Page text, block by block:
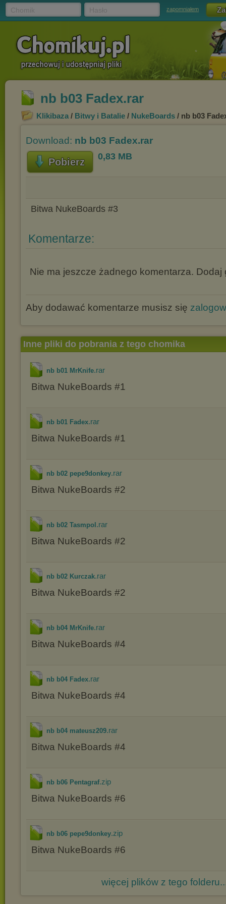
zapomniałem
nb b03 Fadex.rar
Klikibaza / Bitwy i Batalie / NukeBoards / nb b03
Download: nb b03 Fadex.rar
Pobierz 0,83 MB
Bitwa NukeBoards #3
Komentarze:
Nie ma jeszcze żadnego komentarza. Dodaj
Aby dodawać komentarze musisz się
Inne pliki do pobrania z tego chomika
nb b01 MrKnife.rar
Bitwa NukeBoards #1
nb b01 Fadex.rar
Bitwa NukeBoards #1
nb b02 pepe9donkey.rar
Bitwa NukeBoards #2
nb b02 Tasmpol .rar
Bitwa NukeBoards #2
nb b02 Kurczak.rar
Bitwa NukeBoards #2
nb b04 MrKnife.rar
Bitwa NukeBoards #4
nb b04 Fadex.rar
Bitwa NukeBoards #4
nb b04 mateusz209.rar
Bitwa NukeBoards #4
nb b06 Pentagraf.zip
Bitwa NukeBoards #6
nb b06 pepe9donkey.zip
Bitwa NukeBoards #6
więcej plików z tego